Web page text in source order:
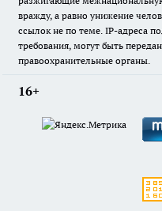
вражду, а равно унижение
ссылок не по теме. IP-адреса
требования, могут быть
правоохранительные органы.
16+